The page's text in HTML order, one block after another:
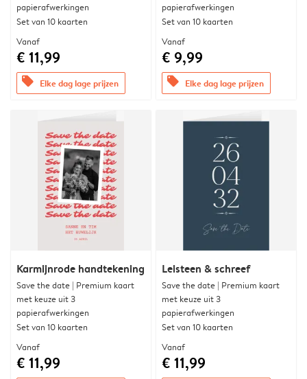
papierafwerkingen
Set van 10 kaarten
Vanaf
€ 11,99
offers Elke dag lage prijzen
papierafwerkingen
Set van 10 kaarten
Vanaf
€ 9,99
offers Elke dag lage prijzen
Karmijnrode handtekening
Save the date | Premium kaart
met keuze uit 3
papierafwerkingen
Set van 10 kaarten
Vanaf
€ 11,99
Leisteen & schreef
Save the date | Premium kaart
met keuze uit 3
papierafwerkingen
Set van 10 kaarten
Vanaf
€ 11,99